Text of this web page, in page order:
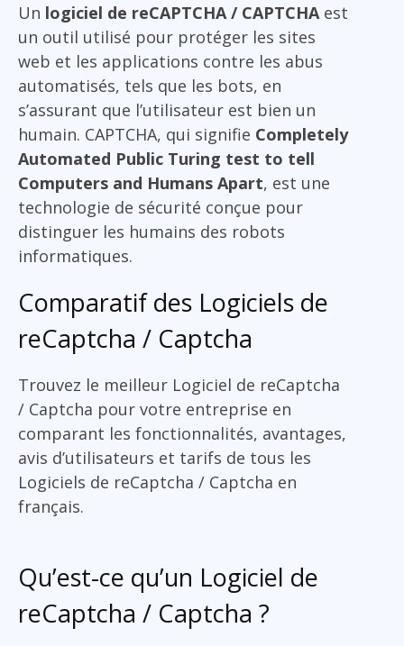
Un logiciel de reCAPTCHA / CAPTCHA est
un outil utilisé pour protéger les sites
web et les applications contre les abus
automatisés, tels que les bots, en
s’assurant que l’utilisateur est bien un
humain. CAPTCHA, qui signifie Completely
Automated Public Turing test to tell
Computers and Humans Apart, est une
technologie de sécurité conçue pour
distinguer les humains des robots
informatiques.
Comparatif des Logiciels de
reCaptcha / Captcha
Trouvez le meilleur Logiciel de reCaptcha
/ Captcha pour votre entreprise en
comparant les fonctionnalités, avantages,
avis d’utilisateurs et tarifs de tous les
Logiciels de reCaptcha / Captcha en
français.
Qu’est-ce qu’un Logiciel de
reCaptcha / Captcha ?